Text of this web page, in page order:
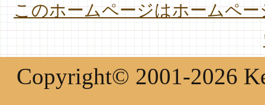
このホームページはホームペ
Copyright© 2001-2026